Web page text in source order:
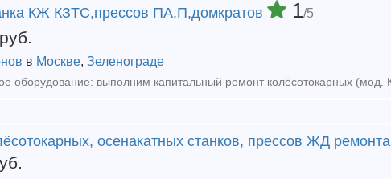
КЖ КЗТС,прессов ПА,П,домкратов 1/5
руб.
в Москве, Зеленограде
осенакатных станков, прессов ЖД ремонта